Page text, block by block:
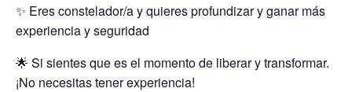
✨ Eres constelador/a y quieres profundizar y ganar más
experiencia y seguridad
🌟 Si sientes que es el momento de liberar y transformar.
¡No necesitas tener experiencia!